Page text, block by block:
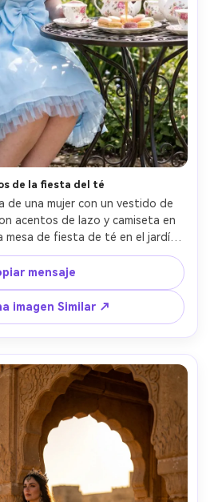
de la fiesta del té
de una mujer con un vestido de
acentos de lazo y camiseta en
de fiesta de té en el jardín
té, suave luz del sol primaveral,
con 56 mm f/1.2, retrato de tres
colores brillantes y aireados,
caprichosa fotografía de estilo
de hadas- -ar 4:5
mensaje
imagen Similar ↗